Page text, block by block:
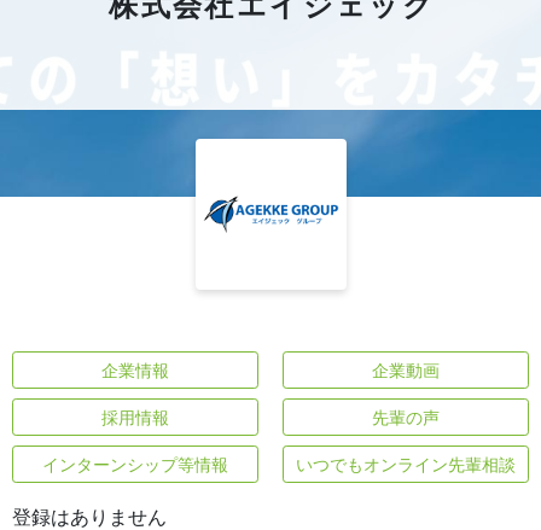
企業情報 企業動画
採用情報 先輩の声
インターンシップ等情報 いつでもオンライン先輩相談
登録はありません